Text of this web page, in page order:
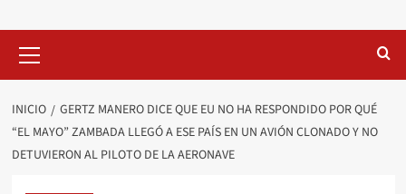
principal
INICIO
GERTZ MANERO DICE QUE EU NO HA RESPONDIDO POR QUÉ
“EL MAYO” ZAMBADA LLEGÓ A ESE PAÍS EN UN AVIÓN CLONADO Y NO
DETUVIERON AL PILOTO DE LA AERONAVE